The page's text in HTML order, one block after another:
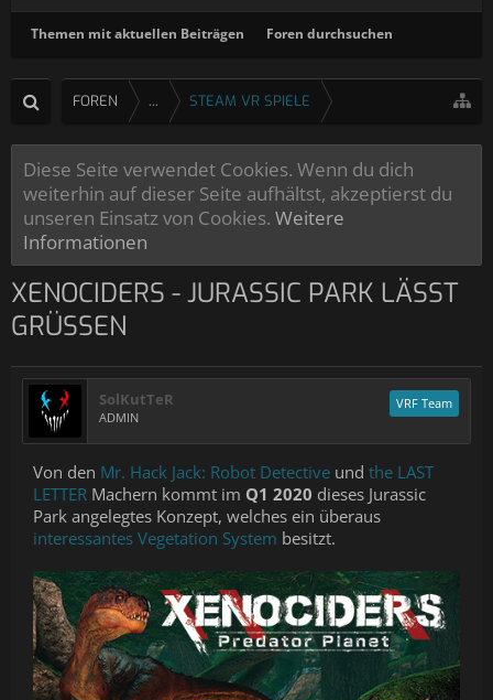
Themen mit aktuellen Beiträgen Foren durchsuchen
FOREN ... STEAM VR SPIELE
Diese Seite verwendet Cookies. Wenn du dich
weiterhin auf dieser Seite aufhältst, akzeptierst du
unseren Einsatz von Cookies. Weitere
Informationen
XENOCIDERS - JURASSIC PARK LÄSST
GRÜSSEN
SolKutTeR
ADMIN
VRF Team
Von den Mr. Hack Jack: Robot Detective und the LAST
LETTER Machern kommt im Q1 2020 dieses Jurassic
Park angelegtes Konzept, welches ein überaus
interessantes Vegetation System besitzt.